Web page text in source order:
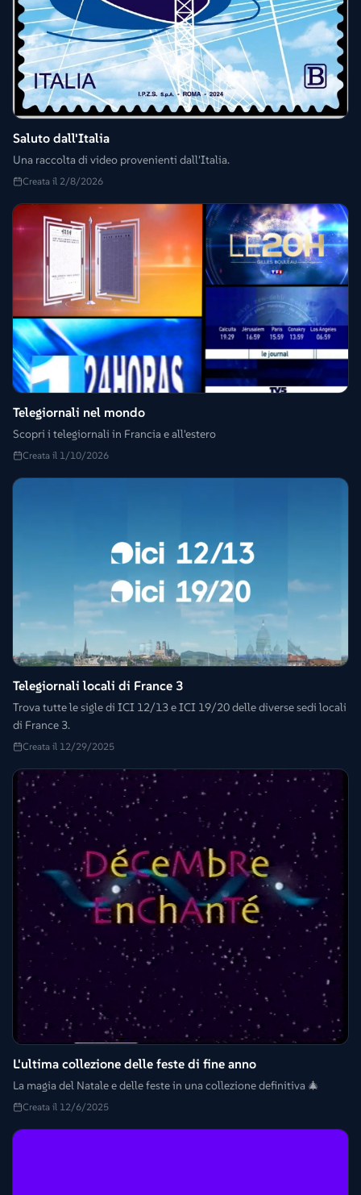
Saluto dall'Italia
Una raccolta di video provenienti dall'Italia.
Creata il 2/8/2026
Telegiornali nel mondo
Scopri i telegiornali in Francia e all'estero
Creata il 1/10/2026
Telegiornali locali di France 3
Trova tutte le sigle di ICI 12/13 e ICI 19/20 delle diverse sedi locali
di France 3.
Creata il 12/29/2025
L'ultima collezione delle feste di fine anno
La magia del Natale e delle feste in una collezione definitiva 🎄
Creata il 12/6/2025